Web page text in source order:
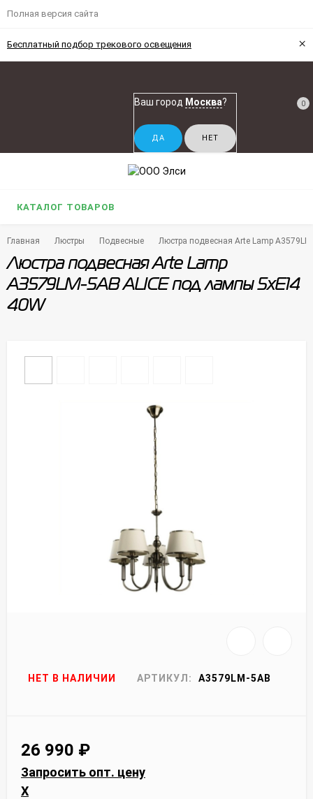
Полная версия сайта
Бесплатный подбор трекового освещения ×
Ваш город Москва? 0
КАТАЛОГ ТОВАРОВ
Главная Люстры Подвесные Люстра подвесная Arte Lamp
Люстра подвесная Arte Lamp
A3579LM-5AB ALICE под лампы 5xE14
40W
НЕТ В НАЛИЧИИ АРТИКУЛ: A3579LM-5AB
26 990 ₽
Запросить опт. цену
X